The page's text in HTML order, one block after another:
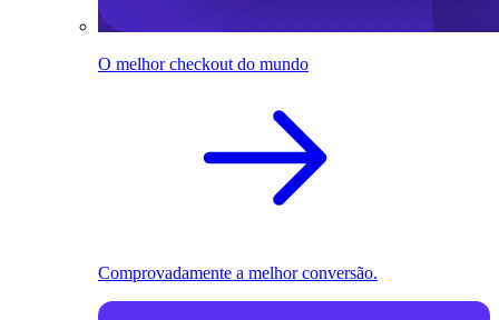
O melhor checkout do mundo
Comprovadamente a melhor conversão.